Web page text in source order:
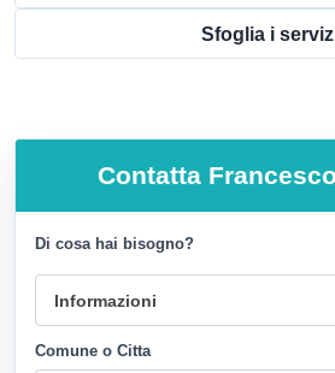
Sfoglia i
Contatta
Di cosa hai bisogno?
Comune o Citta